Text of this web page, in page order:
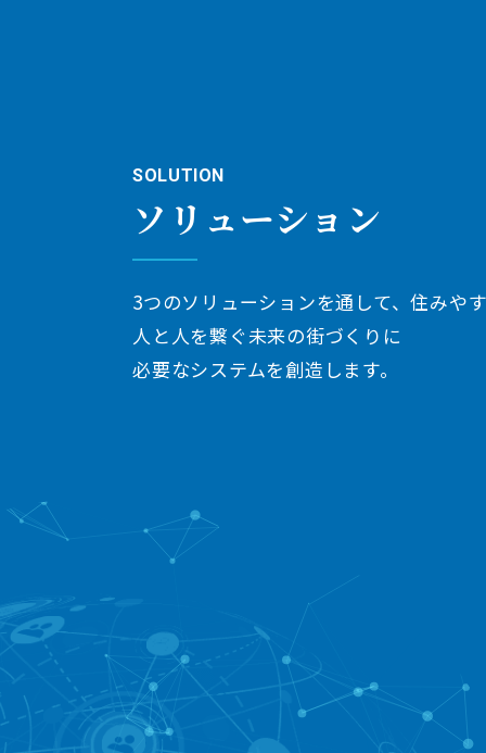
SOLUTION
ソリューション
3つのソリューションを通して、住みや
人と人を繋ぐ未来の街づくりに
必要なシステムを創造します。